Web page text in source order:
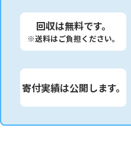
回収は無料です。
※送料はご負担ください。
寄付実績は公開します。